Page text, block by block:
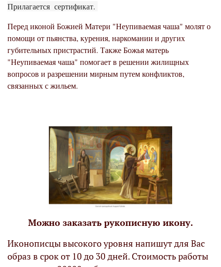
Прилагается сертификат.
Перед иконой Божией Матери "Неупиваемая чаша" молят о
помощи от пьянства, курения, наркомании и других
губительных пристрастий. Также Божья матерь
"Неупиваемая чаша" помогает в решении жилищных
вопросов и разрешении мирным путем конфликтов,
связанных с жильем.
Можно заказать рукописную икону.
Иконописцы высокого уровня напишут для Вас
образ в срок от 10 до 30 дней. Стоимость работы